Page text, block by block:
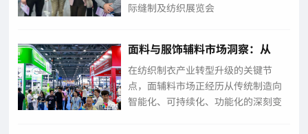
际缝制及纺织展览会
向东南亚、欧洲、北美及非洲等重点
市场发起行业邀约，诚邀全球纺织制
衣...
面料与服饰辅料市场洞察：从
ITCPE广州纺博会看行业新趋势
在纺织制衣产业转型升级的关键节
点，面辅料市场正经历从传统制造向
智能化、可持续化、功能化的深刻变